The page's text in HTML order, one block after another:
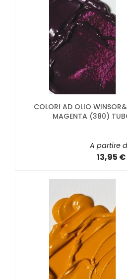
COLORI AD OLIO
MAGENTA (380)
A partire
13,95 €